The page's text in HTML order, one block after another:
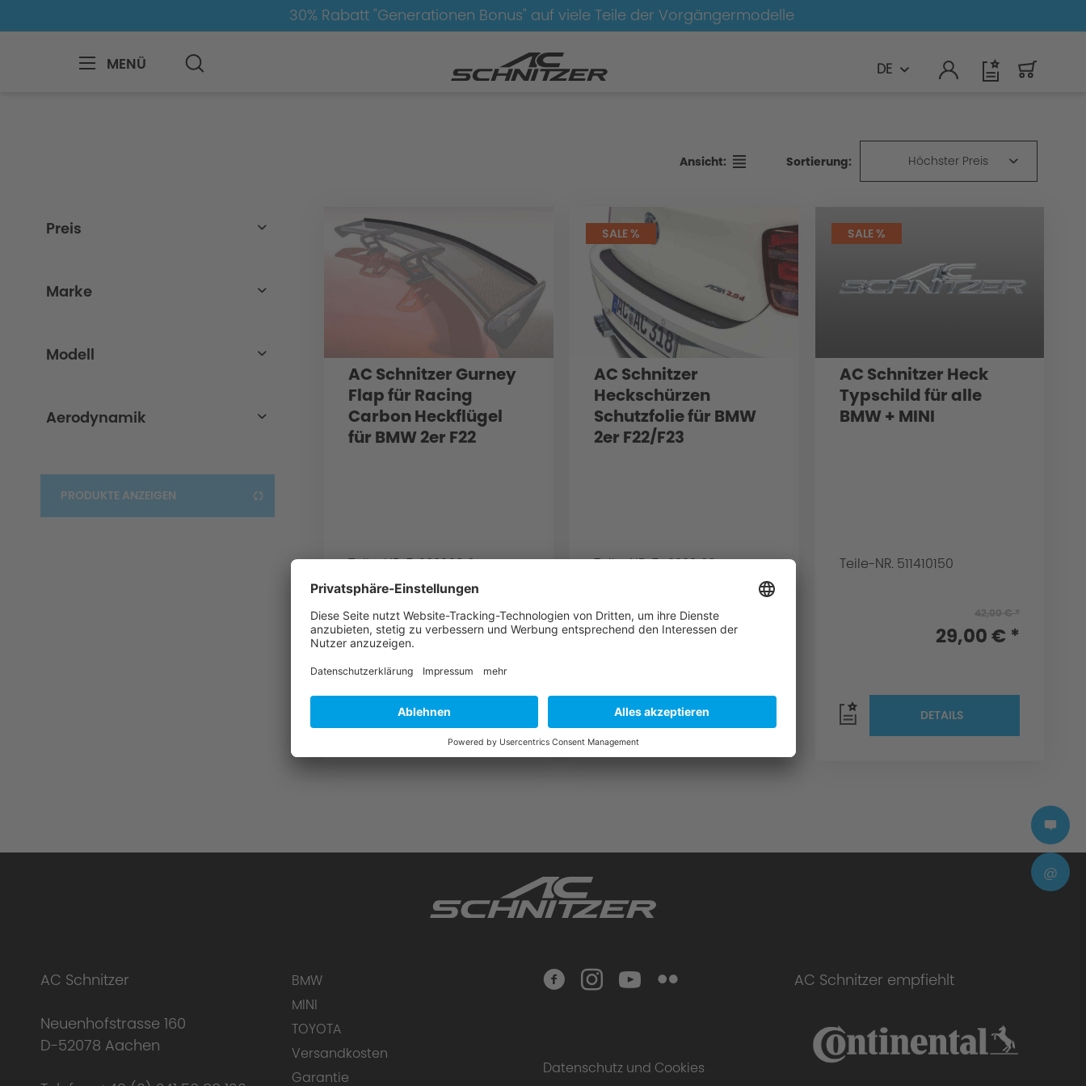
30% Rabatt "Generationen Bonus" auf viele Teile der Vorgängermodelle
MENÜ DE
Aerodynamik-ohne-M-Technik
Ansicht: Sortierung: Höchster Preis
Preis
von
Marke
Modell
Aerodynamik
PRODUKTE ANZEIGEN
AC Schnitzer Gurney
Flap für Racing
Carbon Heckflügel
für BMW 2er F22
Teile-NR. 5162226310
154,00 € *
DETAILS
SALE %
AC Schnitzer
Heckschürzen
Schutzfolie für BMW
2er F22/F23
Teile-NR. 5112222120
65,00 € *
DETAILS
SALE %
AC Schnitzer Heck
Typschild für alle
BMW + MINI
Teile-NR. 511410150
29,00 € *
DETAILS
AC Schnitzer
Neuenhofstrasse 160
D-52078 Aachen
BMW
MINI
TOYOTA
Versandkosten
Garantie
Datenschutz und Cookies
AC Schnitzer empfiehlt
@